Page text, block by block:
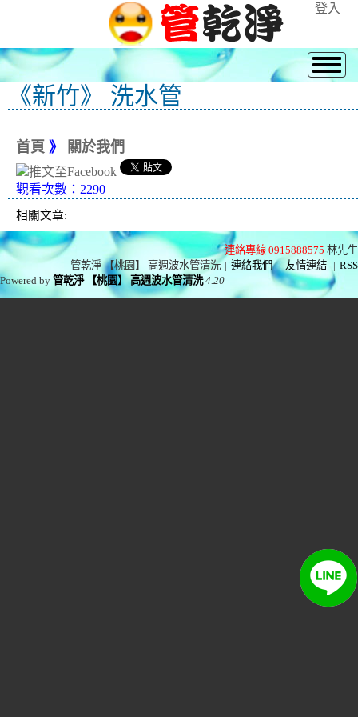
登入
《新竹》 洗水管
首頁 》 關於我們
觀看次數：2290
相關文章:
連絡專線 0915888575 林先生
管乾淨 【桃園】 高週波水管清洗 | 連絡我們 | 友情連結 | RSS
Powered by管乾淨 【桃園】 高週波水管清洗 4.20